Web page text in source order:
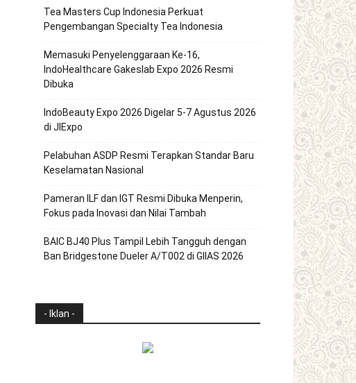
Tea Masters Cup Indonesia Perkuat
Pengembangan Specialty Tea Indonesia
Memasuki Penyelenggaraan Ke-16,
IndoHealthcare Gakeslab Expo 2026 Resmi
Dibuka
IndoBeauty Expo 2026 Digelar 5-7 Agustus 2026
di JIExpo
Pelabuhan ASDP Resmi Terapkan Standar Baru
Keselamatan Nasional
Pameran ILF dan IGT Resmi Dibuka Menperin,
Fokus pada Inovasi dan Nilai Tambah
BAIC BJ40 Plus Tampil Lebih Tangguh dengan
Ban Bridgestone Dueler A/T002 di GIIAS 2026
- Iklan -